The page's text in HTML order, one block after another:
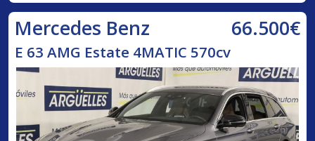
Mercedes Benz 66.500€
E 63 AMG Estate 4MATIC 570cv